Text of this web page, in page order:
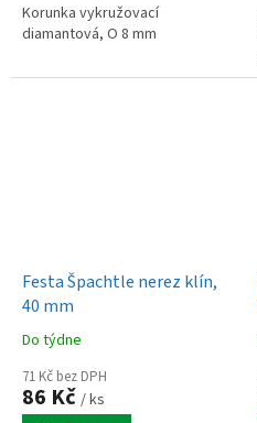
Korunka vykružovací
diamantová, O 8 mm
Festa Špachtle nerez klín,
40 mm
Do týdne
71 Kč bez DPH
86 Kč / ks